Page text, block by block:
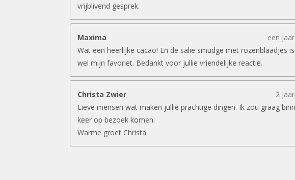
vrijblivend gesprek.
Maxima
een
Wat een heerlijke cacao! En de salie smudge met rozenblaadjes
wel mijn favoriet. Bedankt voor jullie vriendelijke reactie.
Christa Zwier
2
Lieve mensen wat maken jullie prachtige dingen. Ik zou graag
keer op bezoek komen.
Warme groet Christa